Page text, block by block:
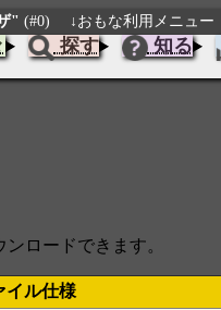
" (#0) ↓おもな利用メニュー
探す 知る
ロードできます。
イル仕様